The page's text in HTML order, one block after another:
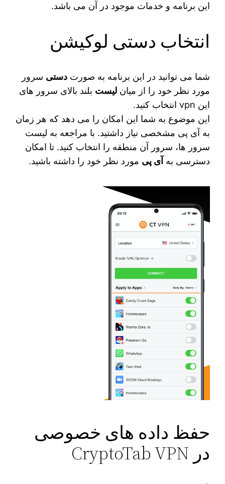
این برنامه و خدمات موجود در آن می باشد.
انتخاب دستی لوکیشن
شما می‌ توانید در این برنامه به صورتدستی سرور
مورد نظر خود را از میانلیست بلند بالای سرور های
این vpn انتخاب کنید.
این موضوع به شما این امکان را می دهد که هر زمان
به آی پی مشخصی نیاز داشتید. با مراجعه به لیست
سرور ها، سرور آن منطقه را انتخاب کنید. تا امکان
دسترسی به آی پی مورد نظر خود را داشته باشید.
حفظ داده های خصوصی
در CryptoTab VPN